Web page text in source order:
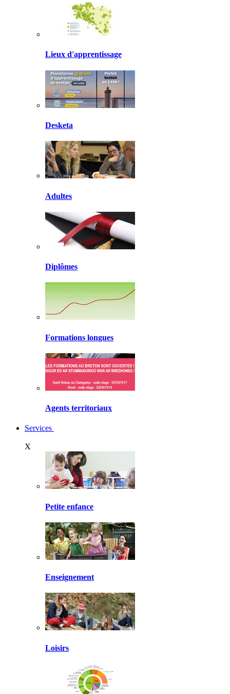
Lieux d'apprentissage
Desketa
Adultes
Diplômes
Formations longues
Agents territoriaux
Services
X
Petite enfance
Enseignement
Loisirs